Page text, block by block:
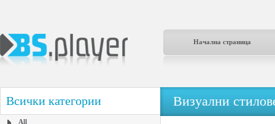
Начална страница
Всички категории
All
Визуални